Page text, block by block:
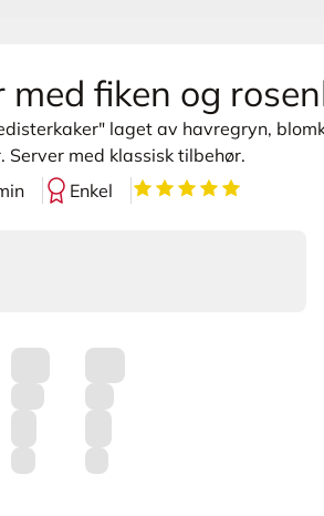
med fiken og
laget av havregryn,
Server med klassisk tilbehør.
Enkel 5av5stjerner
a